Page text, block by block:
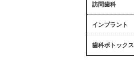
訪問歯科
インプラント
歯科ボトックス